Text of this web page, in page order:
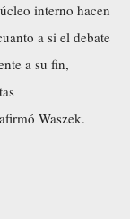
interno hacen
a si el debate
a su fin,
Waszek.